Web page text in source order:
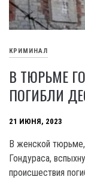
КРИМИНАЛ
В ТЮРЬМЕ
ПОГИБЛИ
21 ИЮНЯ, 2023
B женской
Гондураса,
происшествия